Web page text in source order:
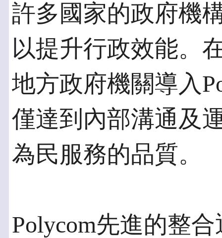
許多國家的政府機
以提升行政效能。
地方政府機關導入
僅達到內部溝通及
為民服務的品質。
Polycom先進的整